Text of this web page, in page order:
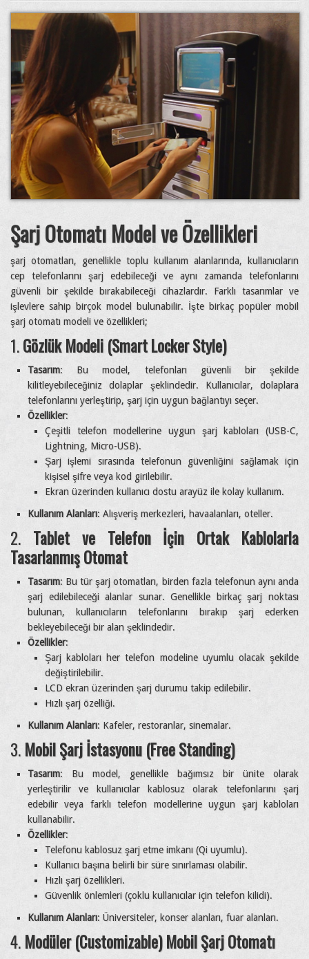
Şarj Otomatı Model ve Özellikleri
şarj otomatları, genellikle toplu kullanım alanlarında, kullanıcıların
cep telefonlarını şarj edebileceği ve aynı zamanda telefonlarını
güvenli bir şekilde bırakabileceği cihazlardır. Farklı tasarımlar ve
işlevlere sahip birçok model bulunabilir. İşte birkaç popüler mobil
şarj otomatı modeli ve özellikleri;
1.Gözlük Modeli (Smart Locker Style)
Tasarım: Bu model, telefonları güvenli bir şekilde
kilitleyebileceğiniz dolaplar şeklindedir. Kullanıcılar, dolaplara
telefonlarını yerleştirip, şarj için uygun bağlantıyı seçer.
Özellikler:
Çeşitli telefon modellerine uygun şarj kabloları (USB-C,
Lightning, Micro-USB).
Şarj işlemi sırasında telefonun güvenliğini sağlamak için
kişisel şifre veya kod girilebilir.
Ekran üzerinden kullanıcı dostu arayüz ile kolay kullanım.
Kullanım Alanları: Alışveriş merkezleri, havaalanları, oteller.
2. Tablet ve Telefon İçin Ortak Kablolarla
Tasarlanmış Otomat
Tasarım: Bu tür şarj otomatları, birden fazla telefonun aynı anda
şarj edilebileceği alanlar sunar. Genellikle birkaç şarj noktası
bulunan, kullanıcıların telefonlarını bırakıp şarj ederken
bekleyebileceği bir alan şeklindedir.
Özellikler:
Şarj kabloları her telefon modeline uyumlu olacak şekilde
değiştirilebilir.
LCD ekran üzerinden şarj durumu takip edilebilir.
Hızlı şarj özelliği.
Kullanım Alanları: Kafeler, restoranlar, sinemalar.
3. Mobil Şarj İstasyonu (Free Standing)
Tasarım: Bu model, genellikle bağımsız bir ünite olarak
yerleştirilir ve kullanıcılar kablosuz olarak telefonlarını şarj
edebilir veya farklı telefon modellerine uygun şarj kabloları
kullanabilir.
Özellikler:
Telefonu kablosuz şarj etme imkanı (Qi uyumlu).
Kullanıcı başına belirli bir süre sınırlaması olabilir.
Hızlı şarj özellikleri.
Güvenlik önlemleri (çoklu kullanıcılar için telefon kilidi).
Kullanım Alanları: Üniversiteler, konser alanları, fuar alanları.
4. Modüler (Customizable) Mobil Şarj Otomatı